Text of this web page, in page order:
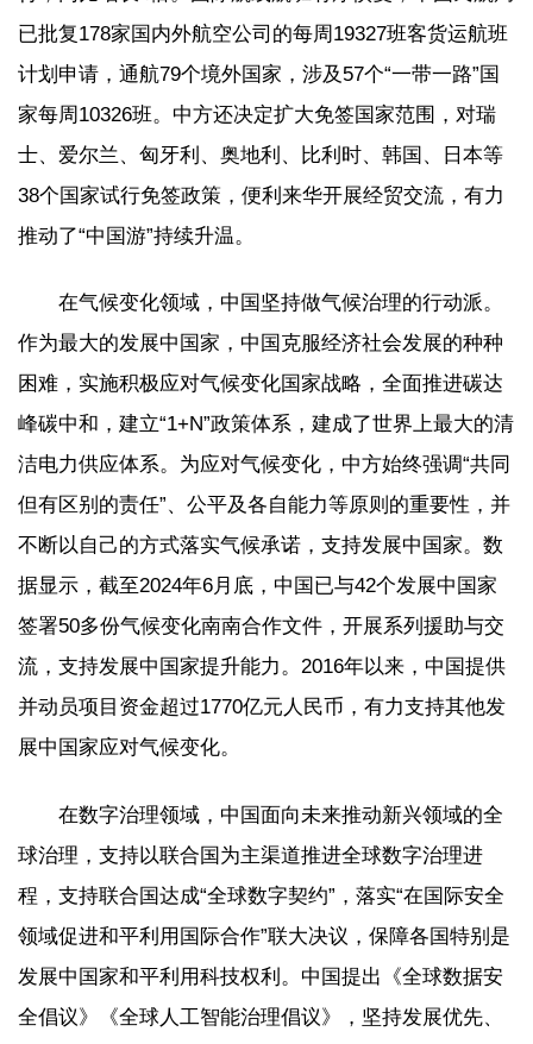
已批复178家国内外航空公司的每周19327班客货运航班
计划申请，通航79个境外国家，涉及57个“一带一路”国
家每周10326班。中方还决定扩大免签国家范围，对瑞
士、爱尔兰、匈牙利、奥地利、比利时、韩国、日本等
38个国家试行免签政策，便利来华开展经贸交流，有力
推动了“中国游”持续升温。
在气候变化领域，中国坚持做气候治理的行动派。
作为最大的发展中国家，中国克服经济社会发展的种种
困难，实施积极应对气候变化国家战略，全面推进碳达
峰碳中和，建立“1+N”政策体系，建成了世界上最大的清
洁电力供应体系。为应对气候变化，中方始终强调“共同
但有区别的责任”、公平及各自能力等原则的重要性，并
不断以自己的方式落实气候承诺，支持发展中国家。数
据显示，截至2024年6月底，中国已与42个发展中国家
签署50多份气候变化南南合作文件，开展系列援助与交
流，支持发展中国家提升能力。2016年以来，中国提供
并动员项目资金超过1770亿元人民币，有力支持其他发
展中国家应对气候变化。
在数字治理领域，中国面向未来推动新兴领域的全
球治理，支持以联合国为主渠道推进全球数字治理进
程，支持联合国达成“全球数字契约”，落实“在国际安全
领域促进和平利用国际合作”联大决议，保障各国特别是
发展中国家和平利用科技权利。中国提出《全球数据安
全倡议》《全球人工智能治理倡议》，坚持发展优先、